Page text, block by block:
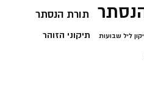
תורת הנסתר
ליל שבועות תיקוני הזוהר